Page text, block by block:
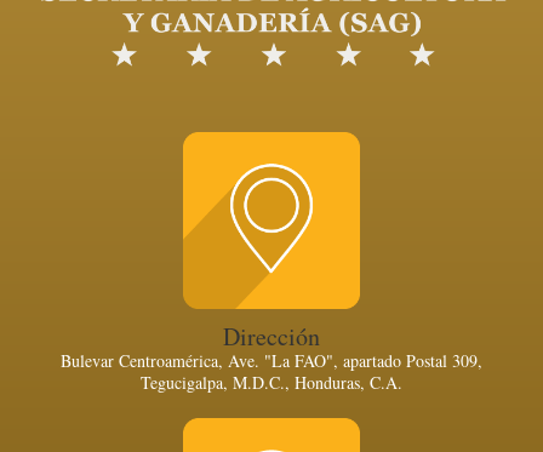
Dirección
Bulevar Centroamérica, Ave. "La FAO", apartado Postal 309,
Tegucigalpa, M.D.C., Honduras, C.A.